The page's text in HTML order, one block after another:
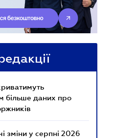
більше даних про
зміни у серпні 2026